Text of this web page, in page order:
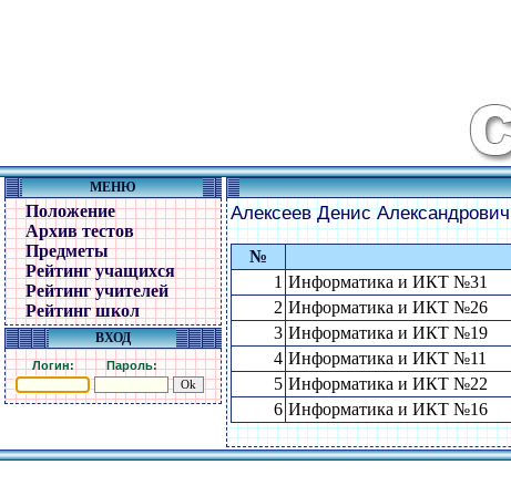
МЕНЮ
Положение
Архив тестов
Предметы
Рейтинг учащихся
Рейтинг учителей
Рейтинг школ
ВХОД
Логин: Пароль:
Алексеев Денис Александрович
№
1 Информатика и ИКТ №31
2 Информатика и ИКТ №26
3 Информатика и ИКТ №19
4 Информатика и ИКТ №11
5 Информатика и ИКТ №22
6 Информатика и ИКТ №16